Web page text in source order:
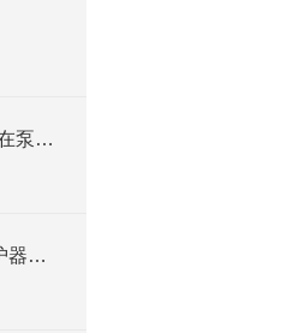
施耐德EOCR电动机保护器在泵站的应用
EOCR-IFDM-WRDUHZ保护器电流值设定